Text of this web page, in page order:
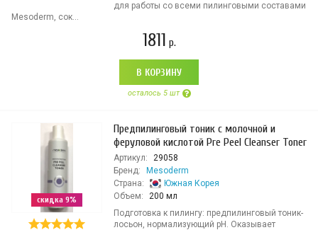
для работы со всеми пилинговыми составами
Mesoderm, сок...
1811 р.
В КОРЗИНУ
осталось 5 шт
скидка 9%
Предпилинговый тоник с молочной и
феруловой кислотой Pre Peel Cleanser Toner
Артикул:
29058
Бренд:
Mesoderm
Страна:
Южная Корея
Объем:
200 мл
Подготовка к пилингу: предпилинговый тоник-
лосьон, нормализующий рН. Оказывает